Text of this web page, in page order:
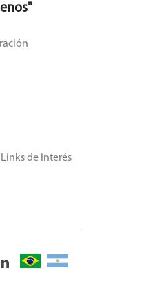
Links de Interés